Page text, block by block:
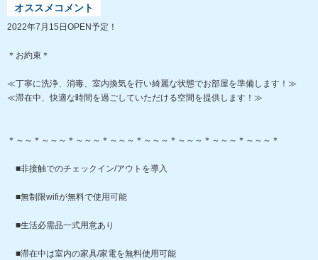
オススメコメント
2022年7月15日OPEN予定！
＊お約束＊
≪丁寧に洗浄、消毒、室内換気を行い綺麗な状態でお部屋を準備します！≫
≪滞在中、快適な時間を過ごしていただける空間を提供します！≫
＊～～＊～～～＊～～～＊～～～＊～～～＊～～～＊～～～＊～～～＊
■非接触でのチェックイン/アウトを導入
■無制限wifiが無料で使用可能
■生活必需品一式用意あり
■滞在中は室内の家具/家電を無料使用可能